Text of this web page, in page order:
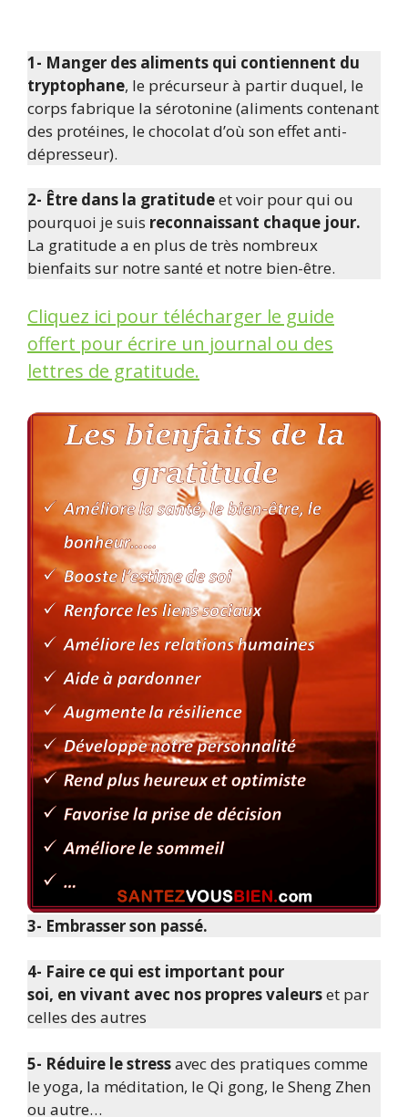
1- Manger des aliments qui contiennent du
tryptophane, le précurseur à partir duquel, le
corps fabrique la sérotonine (aliments contenant
des protéines, le chocolat d’où son effet anti-
dépresseur).
2- Être dans la gratitudeet voir pour qui ou
pourquoi je suis reconnaissant chaque jour.
La gratitude a en plus de très nombreux
bienfaits sur notre santé et notre bien-être.
Cliquez ici pour télécharger le guide
offert pour écrire un journal ou des
lettres de gratitude.
3- Embrasser son passé.
4- Faire ce qui est important pour
soi, en vivant avec nos propres valeurset par
celles des autres
5- Réduire le stressavec des pratiques comme
le yoga, la méditation, le Qi gong, le Sheng Zhen
ou autre…